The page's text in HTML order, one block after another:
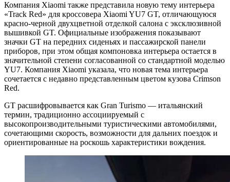
Компания Xiaomi также представила новую тему интерьера
«Track Red» для кроссовера Xiaomi YU7 GT, отличающуюся
красно-черной двухцветной отделкой салона с эксклюзивной
вышивкой GT. Официальные изображения показывают
значки GT на передних сиденьях и пассажирской панели
приборов, при этом общая компоновка интерьера остается в
значительной степени согласованной со стандартной моделью
YU7. Компания Xiaomi указала, что новая тема интерьера
сочетается с недавно представленным цветом кузова Crimson
Red.
GT расшифровывается как Gran Turismo — итальянский
термин, традиционно ассоциируемый с
высокопроизводительными туристическими автомобилями,
сочетающими скорость, возможности для дальних поездок и
ориентированные на роскошь характеристики вождения.